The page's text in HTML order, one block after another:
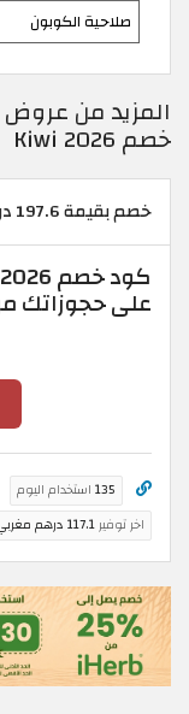
صلاحية الكوبون
خصم Kiwi 2026
خصم بقيمة 197.6 درهم مغربي
على حجوزاتك
135 استخدام اليوم
اخر توفير117.1 درهم مغربي